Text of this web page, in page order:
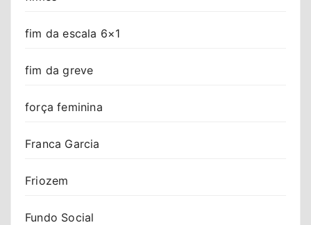
fim da escala 6×1
fim da greve
força feminina
Franca Garcia
Friozem
Fundo Social